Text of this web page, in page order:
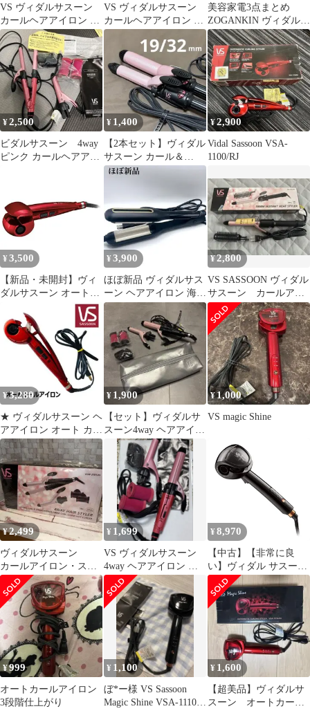
VS ヴィダルサスーン
カールヘアアイロン 本
体 ピンクシリーズ
25mm
VS ヴィダルサスーン
カールヘアアイロン 本
体 VSI-2512/PJ
美容家電3点まとめ
ZOGANKIN ヴィダルサ
スーン 超音波美顔器
¥2,500
ビダルサスーン 4way
ピンク カールヘアアイ
¥ 1,400
【2本セット】ヴィダル
サスーン カール＆
2WAYアイロン
¥2,900
Vidal Sassoon VSA-
1100/RJ
¥ 3,500
【新品・未開封】ヴィ
ダルサスーン オートカ
ールヘアアイロン
VSA-1100/RJ
¥ 3,900
ほぼ新品 ヴィダルサス
ーン ヘアアイロン 海外
対応 VSW-1600/KJ
¥2,800
VS SASSOON ヴィダル
サスーン カールアイ
ロン 19mm
¥3,280
★ ヴィダルサスーン ヘ
アアイロン オート カー
ルアイロン レッド 動作
確認済み
¥ 1,900
【セット】ヴィダルサ
スーン4way ヘアアイロ
ン【海外可】
¥1,000
VS magic Shine
¥2,499
ヴィダルサスーン
カールアイロン・スト
レートアイロン 4ウェ
イスタイラー
¥ 1,699
VS ヴィダルサスーン
4way ヘアアイロン カ
ールローラー付き
¥ 8,970
【中古】【非常に良
い】ヴィダル サスーン
ヘアアイロン オートカ
ールアイロン 3段階仕
上り調節 ブラック
VSA-1110/KJ
¥999
オートカールアイロン
3段階仕上がり
¥ 1,100
ぼ*ー様 VS Sassoon
Magic Shine VSA-1110
¥ 1,600
【超美品】ヴィダルサ
スーン オートカール